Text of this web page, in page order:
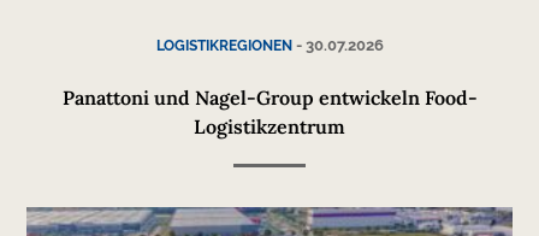
LOGISTIKREGIONEN- 30.07.2026
Panattoni und Nagel-Group entwickeln Food-
Logistikzentrum